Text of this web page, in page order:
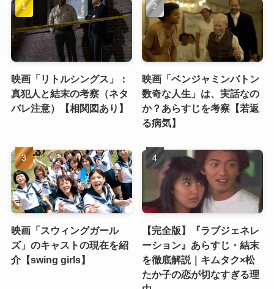
映画「リトルシングス」：
真犯人と結末の考察（ネタ
バレ注意）【相関図あり】
映画「ベンジャミンバトン
数奇な人生」は、実話なの
か？あらすじを考察【若返
る病気】
映画「スウィングガール
ズ」のキャストの現在を紹
介【swing girls】
【完全版】『ラブジェネレ
ーション』あらすじ・結末
を徹底解説｜キムタク×松
たか子の恋が切なすぎる理